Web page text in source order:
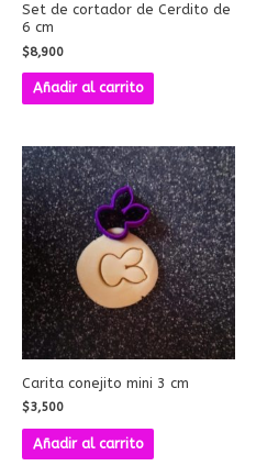
Set de cortador de Cerdito de
6 cm
$8,900
Añadir al carrito
Carita conejito mini 3 cm
$3,500
Añadir al carrito